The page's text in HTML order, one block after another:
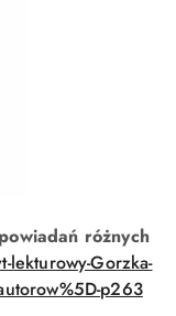
różnych
Gorzka-
p263